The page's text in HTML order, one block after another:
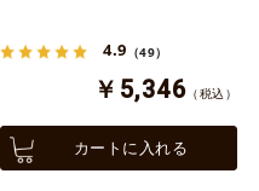
4.9 （49）
￥5,346 （税込）
カートに入れる